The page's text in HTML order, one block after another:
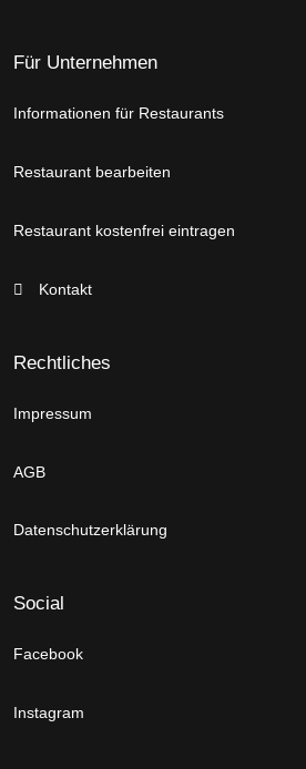
Für Unternehmen
Informationen für Restaurants
Restaurant bearbeiten
Restaurant kostenfrei eintragen
Kontakt
Rechtliches
Impressum
AGB
Datenschutzerklärung
Social
Facebook
Instagram